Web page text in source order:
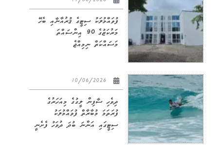
ފުވައްމުލަކު ސިޓީގެ ޤުރުއާނާއި ބެހޭ
މަރުކަޒުގެ 90 އިންސައްތަ
މަސައްކަތް ނިމިއްޖެ
ދިވެހި ސާފިން ލީގުގެ މިއަހަރުގެ
ފުރަތަމަ މުބާރާތް ފުވައްމުލަކު
ސިޓީގައި އަންނަ ބުދަ ދުވަހު ފެށެނީ